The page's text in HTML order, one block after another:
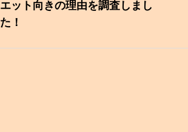
エット向きの理由を調査しまし
た！